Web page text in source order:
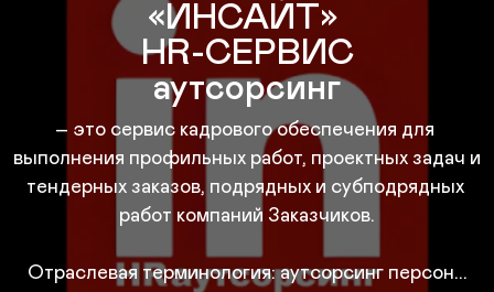
«ИНСАЙТ»
HR-СЕРВИС
аутсорсинг
– это сервис кадрового обеспечения для
выполнения профильных работ, проектных задач и
тендерных заказов, подрядных и субподрядных
работ компаний Заказчиков.
Отраслевая терминология: аутсорсинг персон...